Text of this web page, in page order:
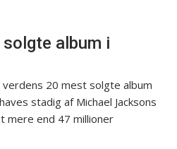
album i
20 mest solgte album
stadig af Michael Jacksons
mere end 47 millioner